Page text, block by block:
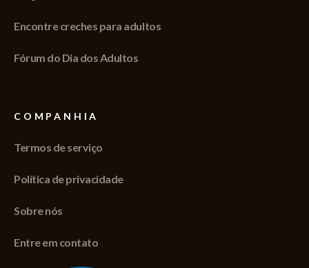
Encontre creches para adultos
Fórum do Dia dos Adultos
COMPANHIA
Termos de serviço
Política de privacidade
Sobre nós
Entre em contato